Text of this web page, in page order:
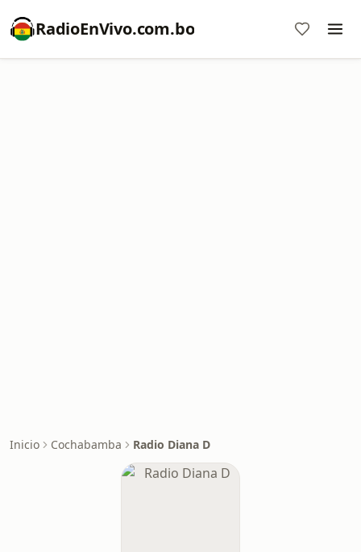
RadioEnVivo.com.bo
Inicio Cochabamba Radio Diana D